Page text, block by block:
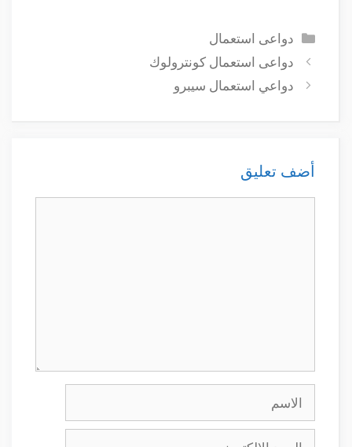
التصنيفات
دواعى استعمال
دواعى استعمال كونترولوك
دواعي استعمال سيبرو
أضف تعليق